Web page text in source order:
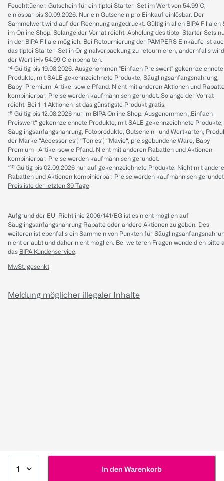
In den Warenkorb
Feuchttücher. Gutschein für ein tiptoi Starter-Set im Wert von 54.99 €,
einlösbar bis 30.09.2026. Nur ein Gutschein pro Einkauf einlösbar. Der
Sammelwert wird auf der Rechnung angedruckt. Gültig in allen BIPA Filialen
im Online Shop. Solange der Vorrat reicht. Abholung des tiptoi Starter Sets
in der BIPA Filiale möglich. Bei Retournierung der PAMPERS Einkäufe ist
das tiptoi Starter-Set in Originalverpackung zu retournieren, andernfalls wird
der Wert iHv 54.99 € einbehalten.
*⁴ Gültig bis 19.08.2026. Ausgenommen "Einfach Preiswert" gekennzeichnete
Produkte, mit SALE gekennzeichnete Produkte, Säuglingsanfangsnahrung,
Baby-Premium-Artikel sowie Pfand. Nicht mit anderen Aktionen und
kombinierbar. Preise werden kaufmännisch gerundet. Solange der Vorrat
reicht. Bei 1+1 Aktionen ist das günstigste Produkt gratis.
*⁸ Gültig bis 12.08.2026 nur im BIPA Online Shop. Ausgenommen „Einfach
Preiswert“ gekennzeichnete Produkte, mit SALE gekennzeichnete Produkte,
Säuglingsanfangsnahrung, Fotoprodukte, Gutschein- und Wertkarten,
der Marke “Accessories“, “Tonies“, “Mavie“, preisgebundene Ware, Baby
Premium- Artikel sowie Pfand. Nicht mit anderen Rabatten und Aktionen
kombinierbar. Preise werden kaufmännisch gerundet.
*¹⁰ Gültig bis 02.09.2026 nur auf gekennzeichnete Produkte. Nicht mit
Rabatten und Aktionen kombinierbar. Preise werden kaufmännisch
Preisliste der letzten 30 Tage
Aufgrund der EU-Richtlinie 2006/141/EG ist es nicht möglich auf
Säuglingsanfangsnahrung Rabatte oder andere Aktionen zu geben. Des
weiteren ist ebenfalls ein Sammeln von Punkten für
nicht erlaubt und daher nicht möglich. Bei weiteren Fragen wende dich bitte
das BIPA Kundenservice.
MwSt. gesenkt
Meldung möglicher illegaler Inhalte